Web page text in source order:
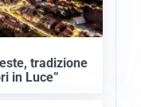
tradizione
in Luce”